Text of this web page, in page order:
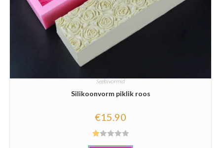
Seebivormid
Silikoonvorm piklik roos
€15.90
Hi